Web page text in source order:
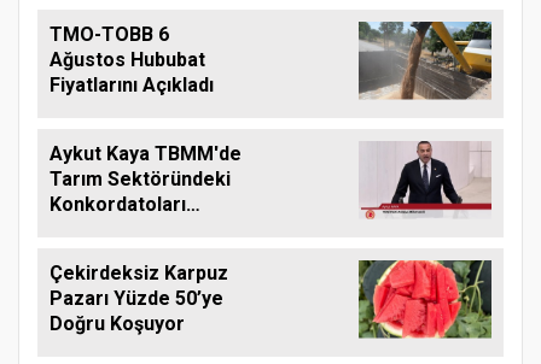
TMO-TOBB 6
Ağustos Hububat
Fiyatlarını Açıkladı
Aykut Kaya TBMM'de
Tarım Sektöründeki
Konkordatoları
Çekirdeksiz Karpuz
Pazarı Yüzde 50’ye
Doğru Koşuyor